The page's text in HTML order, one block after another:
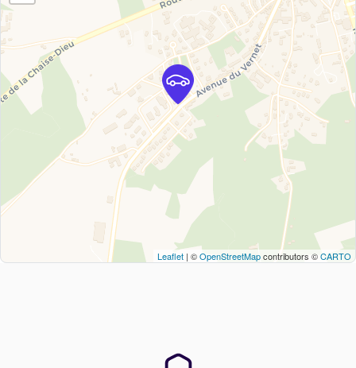
Leaflet | ©OpenStreetMapcontributors ©CARTO